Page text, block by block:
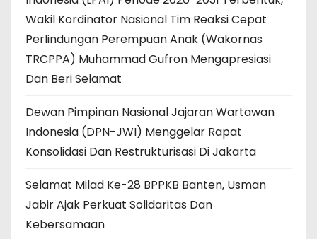
Wakil Kordinator Nasional Tim Reaksi Cepat
Perlindungan Perempuan Anak (Wakornas
TRCPPA) Muhammad Gufron Mengapresiasi
Dan Beri Selamat
Dewan Pimpinan Nasional Jajaran Wartawan
Indonesia (DPN-JWI) Menggelar Rapat
Konsolidasi Dan Restrukturisasi Di Jakarta
Selamat Milad Ke-28 BPPKB Banten, Usman
Jabir Ajak Perkuat Solidaritas Dan
Kebersamaan